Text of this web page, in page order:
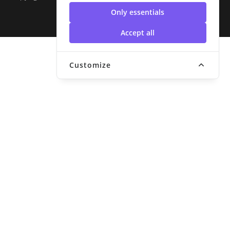
Only essentials
Accept all
Customize
มงคลสุวรรณภูมิ